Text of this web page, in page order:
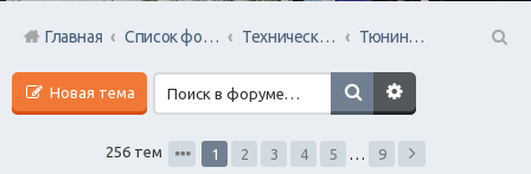
Главная Список форумов Технический раздел
Тюнинг / Стайлинг Авто
Новая тема
256 тем 1 2 3 4 5 9